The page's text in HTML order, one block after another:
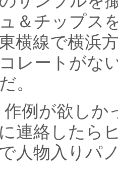
＆チップス
横線で横浜
レートがな
。
作例が欲し
連絡したら
人物入りパ